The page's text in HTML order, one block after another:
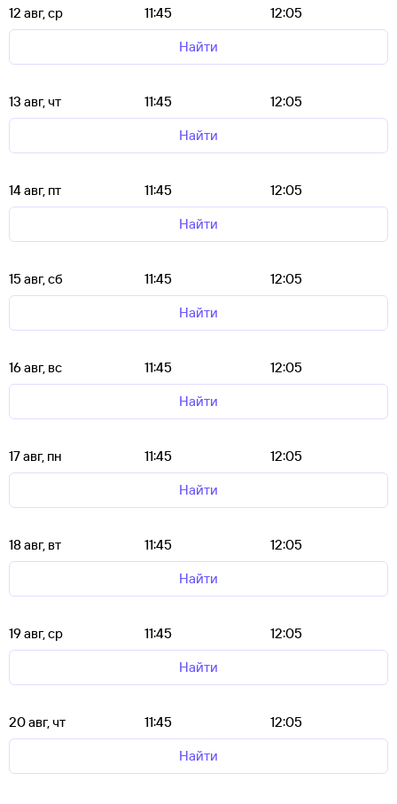
12 авг, ср 11:45
12:05
Найти
13 авг, чт 11:45
12:05
Найти
14 авг, пт 11:45
12:05
Найти
15 авг, сб 11:45
12:05
Найти
16 авг, вс 11:45
12:05
Найти
17 авг, пн 11:45
12:05
Найти
18 авг, вт 11:45
12:05
Найти
19 авг, ср 11:45
12:05
Найти
20 авг, чт 11:45
12:05
Найти